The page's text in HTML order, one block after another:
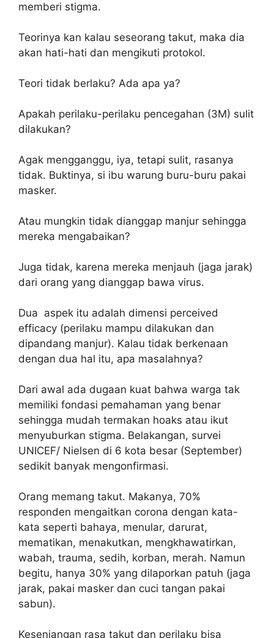
memberi stigma.
Teorinya kan kalau seseorang takut, maka dia
akan hati-hati dan mengikuti protokol.
Teori tidak berlaku? Ada apa ya?
Apakah perilaku-perilaku pencegahan (3M) sulit
dilakukan?
Agak mengganggu, iya, tetapi sulit, rasanya
tidak. Buktinya, si ibu warung buru-buru pakai
masker.
Atau mungkin tidak dianggap manjur sehingga
mereka mengabaikan?
Juga tidak, karena mereka menjauh (jaga jarak)
dari orang yang dianggap bawa virus.
Dua aspek itu adalah dimensi perceived
efficacy (perilaku mampu dilakukan dan
dipandang manjur). Kalau tidak berkenaan
dengan dua hal itu, apa masalahnya?
Dari awal ada dugaan kuat bahwa warga tak
memiliki fondasi pemahaman yang benar
sehingga mudah termakan hoaks atau ikut
menyuburkan stigma. Belakangan, survei
UNICEF/ Nielsen di 6 kota besar (September)
sedikit banyak mengonfirmasi.
Orang memang takut. Makanya, 70%
responden mengaitkan corona dengan kata-
kata seperti bahaya, menular, darurat,
mematikan, menakutkan, mengkhawatirkan,
wabah, trauma, sedih, korban, merah. Namun
begitu, hanya 30% yang dilaporkan patuh (jaga
jarak, pakai masker dan cuci tangan pakai
sabun).
Kesenjangan rasa takut dan perilaku bisa